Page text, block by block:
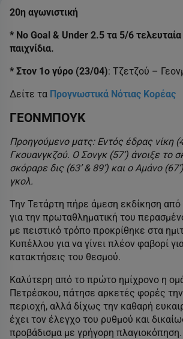
20η αγωνιστική
* No Goal & Under 2.5 τα 5/6
παιχνίδια.
* Στον 1ο γύρο (23/04): Τζετζού –
Δείτε τα Προγνωστικά Νότιας Κορέας
ΓΕΟΝΜΠΟΥΚ
Προηγούμενο ματς: Εντός έδρας νίκη
Γκουανγκζού. Ο Σονγκ (57’) άνοιξε το
σκόραρε δις (63’ & 89’) και ο Αμάνο
γκολ.
Την Τετάρτη πήρε άμεση εκδίκηση από
για την πρωταθληματική του
με πειστικό τρόπο προκρίθηκε στα
Κυπέλλου για να γίνει πλέον φαβορί
κατακτήσεις του θεσμού.
Καλύτερη από το πρώτο ημίχρονο η
Πετρέσκου, πάτησε αρκετές φορές
περιοχή, αλλά δίχως την καθαρή
έχει τον έλεγχο του ρυθμού και
προβάδισμα με γρήγορη